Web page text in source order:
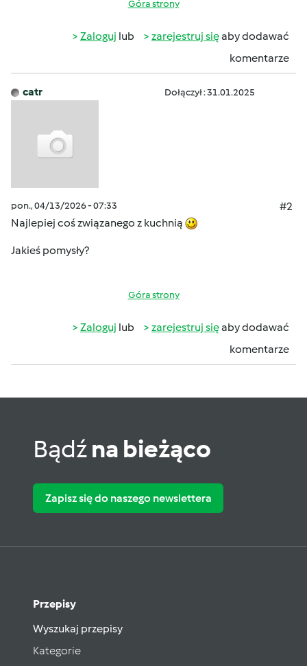
Góra strony
Zaloguj lub zarejestruj sięaby dodawać
komentarze
catr Dołączył : 31.01.2025
pon., 04/13/2026 - 07:33
#2
Najlepiej coś związanego z kuchnią
Jakieś pomysły?
Góra strony
Zaloguj lub zarejestruj sięaby dodawać
komentarze
Bądźna bieżąco
Zapisz się do naszego newslettera
Przepisy
Wyszukaj przepisy
Kategorie